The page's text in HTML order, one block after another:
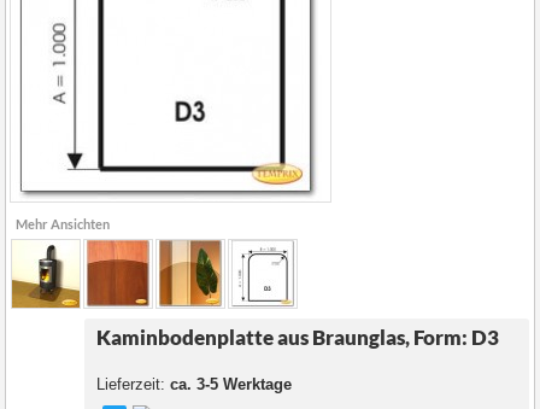
Mehr Ansichten
Kaminbodenplatte aus Braunglas, Form: D3
Lieferzeit: ca. 3-5 Werktage